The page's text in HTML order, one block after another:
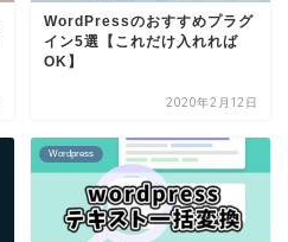
WordPressのおすすめプラグ
イン5選【これだけ入れれば
OK】
2020年2月12日
Wordpress